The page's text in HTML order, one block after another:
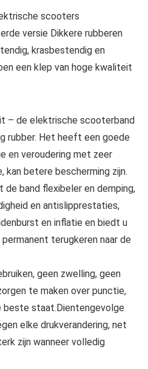
scooters
versie Dikkere rubberen
krasbestendig en
een klep van hoge kwaliteit
– de elektrische scooterband
rubber. Het heeft een goede
en veroudering met zeer
betere bescherming zijn.
band flexibeler en demping,
en antislipprestaties,
en inflatie en biedt u
terugkeren naar de
geen zwelling, geen
te maken over punctie,
beste staat.Dientengevolge
elke drukverandering, net
zijn wanneer volledig